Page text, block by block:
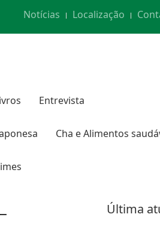
Notícias Localização
Entrevista
Cha e Alimentos
Última